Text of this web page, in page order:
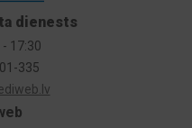
dienests
- 17:30
335